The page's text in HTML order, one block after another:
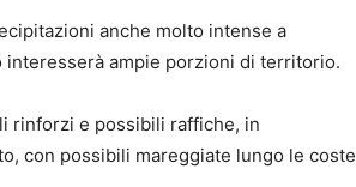
anche molto intense a
interesserà ampie porzioni di territorio.
rinforzi e possibili raffiche, in
con possibili mareggiate lungo le coste